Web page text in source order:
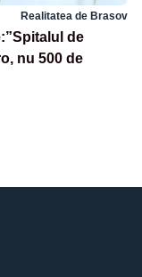
Realitatea de Brasov
de
nu 500 de